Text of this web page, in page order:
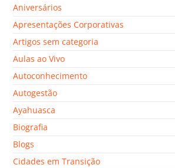
Aniversários
Apresentações Corporativas
Artigos sem categoria
Aulas ao Vivo
Autoconhecimento
Autogestão
Ayahuasca
Biografia
Blogs
Cidades em Transição